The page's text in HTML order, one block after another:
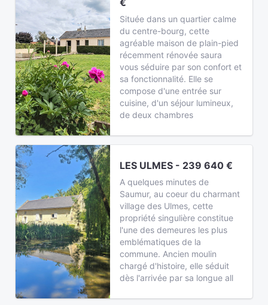
€
Située dans un quartier calme
du centre-bourg, cette
agréable maison de plain-pied
récemment rénovée saura
vous séduire par son confort et
sa fonctionnalité. Elle se
compose d'une entrée sur
cuisine, d'un séjour lumineux,
de deux chambres
LES ULMES - 239 640 €
A quelques minutes de
Saumur, au coeur du charmant
village des Ulmes, cette
propriété singulière constitue
l'une des demeures les plus
emblématiques de la
commune. Ancien moulin
chargé d'histoire, elle séduit
dès l'arrivée par sa longue all